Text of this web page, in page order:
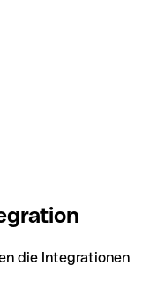
die Integrationen